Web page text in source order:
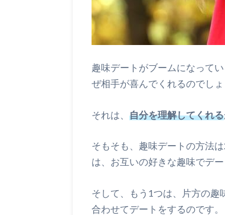
趣味デートがブームになって
ぜ相手が喜んでくれるのでしょ
それは、 自分を理解してくれる
そもそも、趣味デートの方法
は、お互いの好きな趣味でデ
そして、もう1つは、片方の趣
合わせてデートをするのです。